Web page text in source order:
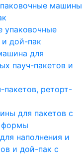
машины
упаковочные
дой-пак
для
пауч-пакетов и
реторт-
для пакетов с
формы
наполнения и
и дой-пак с